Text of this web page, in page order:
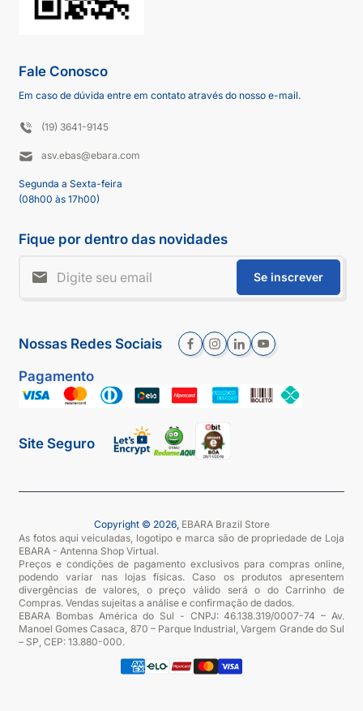
Fale Conosco
Em caso de dúvida entre em contato através do nosso e-mail.
(19) 3641-9145
asv.ebas@ebara.com
Segunda a Sexta-feira
(08h00 às 17h00)
Fique por dentro das novidades
Se inscrever
Nossas Redes Sociais
Pagamento
Site Seguro
Copyright © 2026, EBARA Brazil Store
As fotos aqui veiculadas, logotipo e marca são de propriedade de Loja
EBARA - Antenna Shop Virtual.
Preços e condições de pagamento exclusivos para compras online,
podendo variar nas lojas físicas. Caso os produtos apresentem
divergências de valores, o preço válido será o do Carrinho de
Compras. Vendas sujeitas a análise e confirmação de dados.
EBARA Bombas América do Sul - CNPJ: 46.138.319/0007-74 – Av.
Manoel Gomes Casaca, 870 – Parque Industrial, Vargem Grande do Sul
– SP, CEP: 13.880-000.